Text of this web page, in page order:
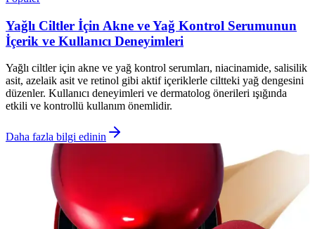
Yağlı Ciltler İçin Akne ve Yağ Kontrol Serumunun
İçerik ve Kullanıcı Deneyimleri
Yağlı ciltler için akne ve yağ kontrol serumları, niacinamide, salisilik
asit, azelaik asit ve retinol gibi aktif içeriklerle ciltteki yağ dengesini
düzenler. Kullanıcı deneyimleri ve dermatolog önerileri ışığında
etkili ve kontrollü kullanım önemlidir.
Daha fazla bilgi edinin